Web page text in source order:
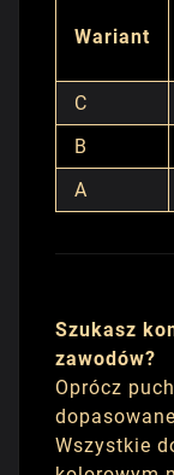
Wariant
C
B
A
Szukasz
zawodów?
Oprócz
Wszystkie